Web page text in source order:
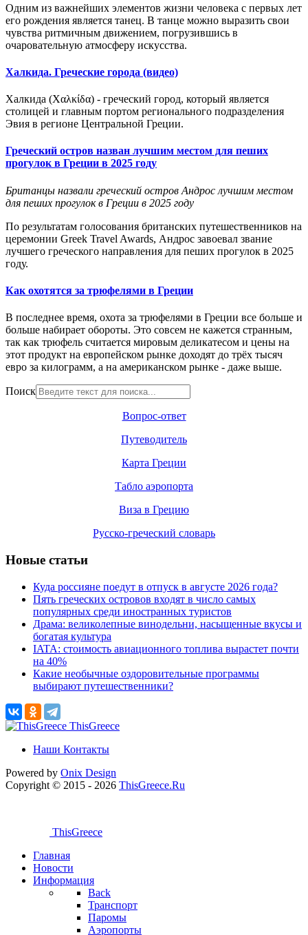
Одним из важнейших элементов жизни человека с первых лет
его рождения является танец. В танце можно выразить свои
чувства ритмичным движением, погрузившись в
очаровательную атмосферу искусства.
Халкида. Греческие города (видео)
Халкида (Χαλκίδα) - греческий город, который является
столицей и главным портом регионального подразделения
Эвия в регионе Центральной Греции.
Греческий остров назван лучшим местом для пеших
прогулок в Греции в 2025 году
Британцы назвали греческий остров Андрос лучшим местом
для пеших прогулок в Греции в 2025 году
По результатам голосования британских путешественников на
церемонии Greek Travel Awards, Андрос завоевал звание
лучшего греческого направления для пеших прогулок в 2025
году.
Как охотятся за трюфелями в Греции
В последнее время, охота за трюфелями в Греции все больше и
больше набирает обороты. Это совсем не кажется странным,
так как трюфель считается мировым деликатесом и цены на
этот продукт на европейском рынке доходят до трёх тысяч
евро за килограмм, а на американском рынке - даже выше.
Поиск
Вопрос-ответ
Путеводитель
Карта Греции
Табло аэропорта
Виза в Грецию
Русско-греческий словарь
Новые статьи
Куда россияне поедут в отпуск в августе 2026 года?
Пять греческих островов входят в число самых
популярных среди иностранных туристов
Драма: великолепные винодельни, насыщенные вкусы и
богатая культура
IATA: стоимость авиационного топлива вырастет почти
на 40%
Какие необычные оздоровительные программы
выбирают путешественники?
ThisGreece
Наши Контакты
Powered by Onix Design
Copyright © 2015 - 2026 ThisGreece.Ru
ThisGreece
Главная
Новости
Информация
Back
Транспорт
Паромы
Аэропорты